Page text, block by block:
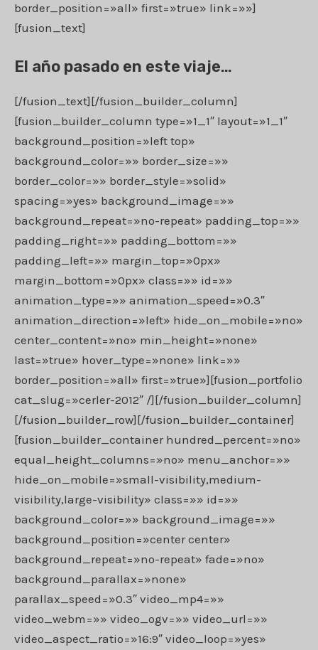
border_position=»all» first=»true» link=»»]
[fusion_text]
El año pasado en este viaje…
[/fusion_text][/fusion_builder_column]
[fusion_builder_column type=»1_1″ layout=»1_1″
background_position=»left top»
background_color=»» border_size=»»
border_color=»» border_style=»solid»
spacing=»yes» background_image=»»
background_repeat=»no-repeat» padding_top=»»
padding_right=»» padding_bottom=»»
padding_left=»» margin_top=»0px»
margin_bottom=»0px» class=»» id=»»
animation_type=»» animation_speed=»0.3″
animation_direction=»left» hide_on_mobile=»no»
center_content=»no» min_height=»none»
last=»true» hover_type=»none» link=»»
border_position=»all» first=»true»][fusion_portfolio
cat_slug=»cerler-2012″ /][/fusion_builder_column]
[/fusion_builder_row][/fusion_builder_container]
[fusion_builder_container hundred_percent=»no»
equal_height_columns=»no» menu_anchor=»»
hide_on_mobile=»small-visibility,medium-
visibility,large-visibility» class=»» id=»»
background_color=»» background_image=»»
background_position=»center center»
background_repeat=»no-repeat» fade=»no»
background_parallax=»none»
parallax_speed=»0.3″ video_mp4=»»
video_webm=»» video_ogv=»» video_url=»»
video_aspect_ratio=»16:9″ video_loop=»yes»